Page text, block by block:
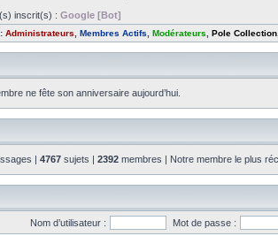
inscrit(s) : Google [Bot]
Administrateurs Membres Actifs Modérateurs Pole Collection
ne fête son anniversaire aujourd’hui.
| 4767 sujets | 2392 membres | Notre membre le plus
Nom d’utilisateur : Mot de passe :